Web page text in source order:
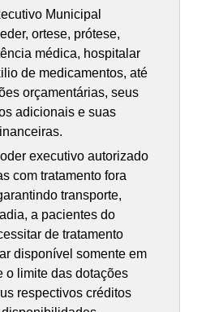
Municipal
ortese, prótese,
médica, hospitalar
de medicamentos, até
orçamentárias, seus
adicionais e suas
executivo autorizado
com tratamento fora
transporte,
a pacientes do
de tratamento
disponível somente em
o limite das dotações
respectivos créditos